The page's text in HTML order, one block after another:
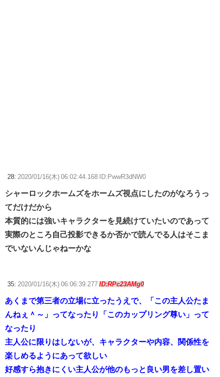
28: 2020/01/16(木) 06:02:44.168 ID:PwwR3dNW0
シャーロックホームズをホームズ視点にしたのがなろうっ
てだけだから
本質的には強いキャラクターを見続けていたいのであって
実際のところ自己投影できるか否かで読んでる人はそこま
でいないんじゃねーかな
35: 2020/01/16(木) 06:06:39.277 ID:RPc23AMg0
あくまで第三者の立場に立ったうえで、「この主人公たま
んねぇ＾～」ってなったり「このカップリング尊い」って
なったり
主人公に限りはしないが、キャラクターや内容、関係性を
楽しめるようにあって欲しい
好感すら抱きにくい主人公が他のもっと良い男を差し置い